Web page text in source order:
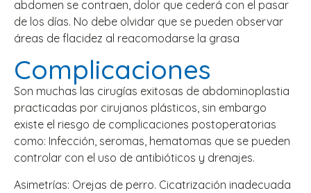
abdomen se contraen, dolor que cederá con el pasar
de los días. No debe olvidar que se pueden observar
áreas de flacidez al reacomodarse la grasa
Complicaciones
Son muchas las cirugías exitosas de abdominoplastia
practicadas por cirujanos plásticos, sin embargo
existe el riesgo de complicaciones postoperatorias
como: Infección, seromas, hematomas que se pueden
controlar con el uso de antibióticos y drenajes.
Asimetrías: Orejas de perro. Cicatrización inadecuada